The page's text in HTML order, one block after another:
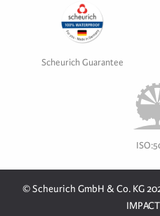
Scheurich Guarantee
© Scheurich GmbH & Co. KG